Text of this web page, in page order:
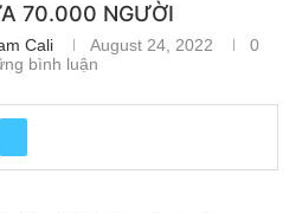
70.000 NGƯỜI
Cali August 24, 2022
0
bình luận